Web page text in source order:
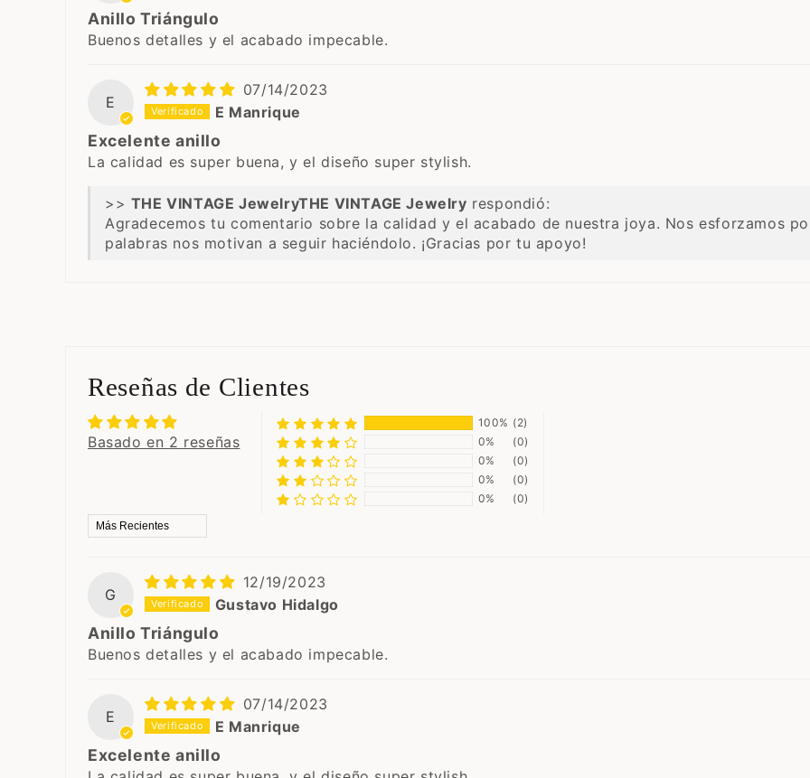
Anillo Triángulo
Buenos detalles y el acabado impecable.
E
07/14/2023
E Manrique
Excelente anillo
La calidad es super buena, y el diseño super stylish.
>> THE VINTAGE Jewelry respondió:
Agradecemos tu comentario sobre la calidad y el acabado de nuestra joya. Nos esforzamos
palabras nos motivan a seguir haciéndolo. ¡Gracias por tu apoyo!
Reseñas de Clientes
Basado en 2 reseñas
100% (2)
0%
(0)
0%
(0)
0%
(0)
0%
(0)
Sort by
G
12/19/2023
Gustavo Hidalgo
Anillo Triángulo
Buenos detalles y el acabado impecable.
E
07/14/2023
E Manrique
Excelente anillo